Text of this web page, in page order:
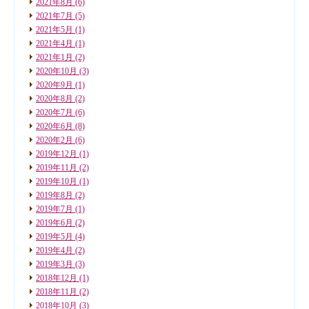
2021年7月 (5)
2021年5月 (1)
2021年4月 (1)
2021年1月 (2)
2020年10月 (3)
2020年9月 (1)
2020年8月 (2)
2020年7月 (6)
2020年6月 (8)
2020年2月 (6)
2019年12月 (1)
2019年11月 (2)
2019年10月 (1)
2019年8月 (2)
2019年7月 (1)
2019年6月 (2)
2019年5月 (4)
2019年4月 (2)
2019年3月 (3)
2018年12月 (1)
2018年11月 (2)
2018年10月 (3)